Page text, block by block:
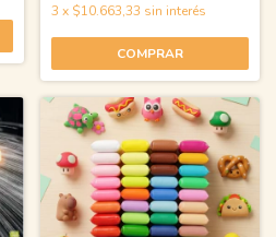
3 x $10.663,33 sin interés